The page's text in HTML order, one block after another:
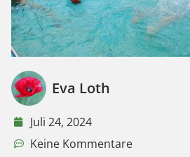
Eva Loth
Juli 24, 2024
Keine Kommentare